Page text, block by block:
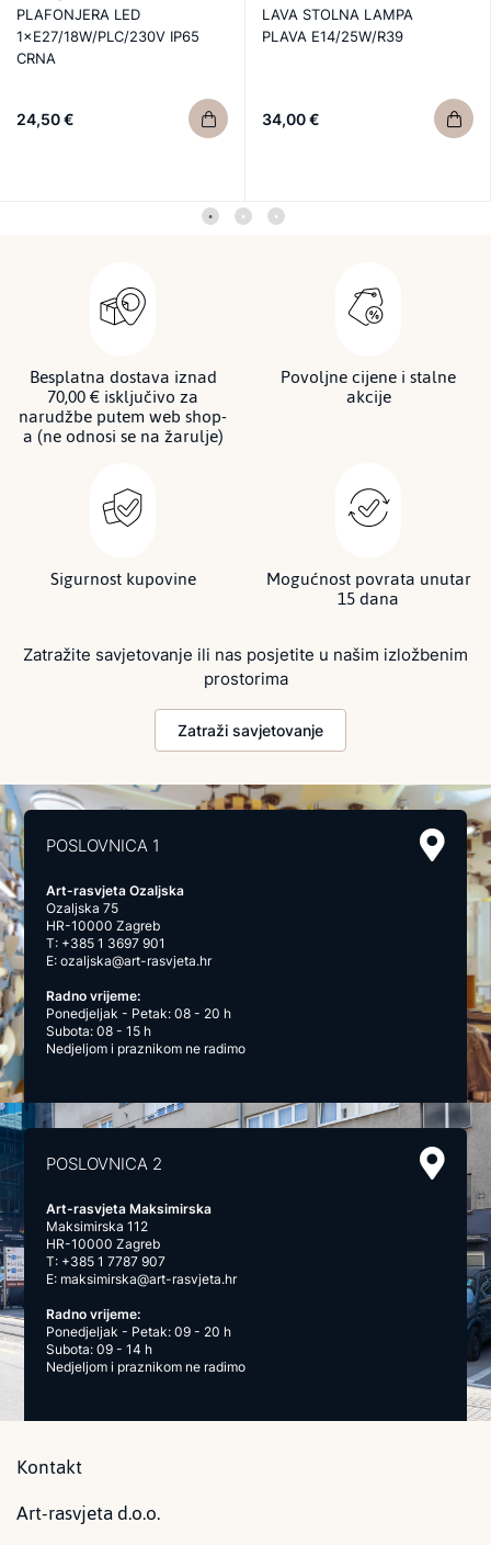
PLAFONJERA LED
1×E27/18W/PLC/230V IP65
CRNA
24,50 €
LAVA STOLNA LAMPA
PLAVA E14/25W/R39
34,00 €
Besplatna dostava iznad
70,00 € isključivo za
narudžbe putem web shop-
a (ne odnosi se na žarulje)
Povoljne cijene i stalne
akcije
Sigurnost kupovine Mogućnost povrata unutar
15 dana
Zatražite savjetovanje ili nas posjetite u našim izložbenim
prostorima
Zatraži savjetovanje
POSLOVNICA 1
Art-rasvjeta Ozaljska
Ozaljska 75
HR-10000 Zagreb
T: +385 1 3697 901
E:ozaljska@art-rasvjeta.hr
Radno vrijeme:
Ponedjeljak - Petak: 08 - 20 h
Subota: 08 - 15 h
Nedjeljom i praznikom ne radimo
POSLOVNICA 2
Art-rasvjeta Maksimirska
Maksimirska 112
HR-10000 Zagreb
T: +385 1 7787 907
E: maksimirska@art-rasvjeta.hr
Radno vrijeme:
Ponedjeljak - Petak: 09 - 20 h
Subota: 09 - 14 h
Nedjeljom i praznikom ne radimo
Kontakt
Art-rasvjeta d.o.o.